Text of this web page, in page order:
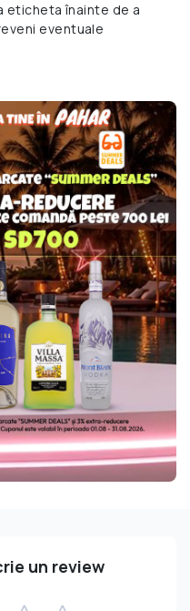
eticheta înainte de a
eventuale
un review